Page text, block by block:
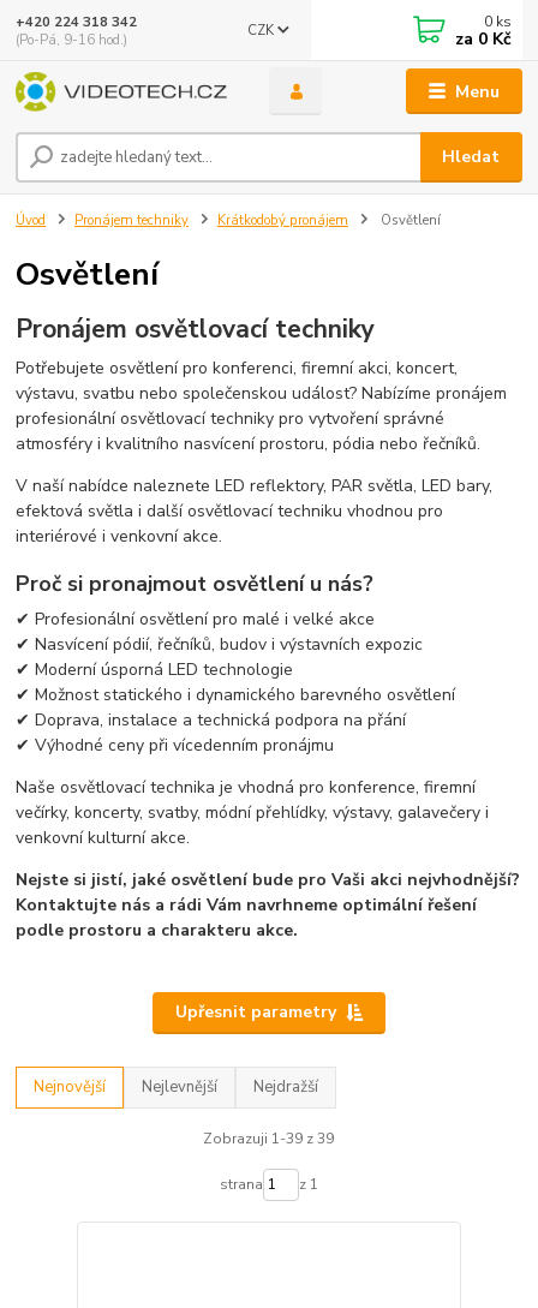
Menu
CZK
Hledat
+420 224 318 342
(Po-Pá, 9-16 hod.)
0 ks
za 0 Kč
Úvod Pronájem techniky Krátkodobý pronájem Osvětlení
Osvětlení
Pronájem osvětlovací techniky
Potřebujete osvětlení pro konferenci, firemní akci, koncert,
výstavu, svatbu nebo společenskou událost? Nabízíme pronájem
profesionální osvětlovací techniky pro vytvoření správné
atmosféry i kvalitního nasvícení prostoru, pódia nebo řečníků.
V naší nabídce naleznete LED reflektory, PAR světla, LED bary,
efektová světla i další osvětlovací techniku vhodnou pro
interiérové i venkovní akce.
Proč si pronajmout osvětlení u nás?
✔ Profesionální osvětlení pro malé i velké akce
✔ Nasvícení pódií, řečníků, budov i výstavních expozic
✔ Moderní úsporná LED technologie
✔ Možnost statického i dynamického barevného osvětlení
✔ Doprava, instalace a technická podpora na přání
✔ Výhodné ceny při vícedenním pronájmu
Naše osvětlovací technika je vhodná pro konference, firemní
večírky, koncerty, svatby, módní přehlídky, výstavy, galavečery i
venkovní kulturní akce.
Nejste si jistí, jaké osvětlení bude pro Vaši akci nejvhodnější?
Kontaktujte nás a rádi Vám navrhneme optimální řešení
podle prostoru a charakteru akce.
Upřesnit parametry
Nejnovější Nejlevnější Nejdražší
Zobrazuji 1-39 z 39
strana z 1